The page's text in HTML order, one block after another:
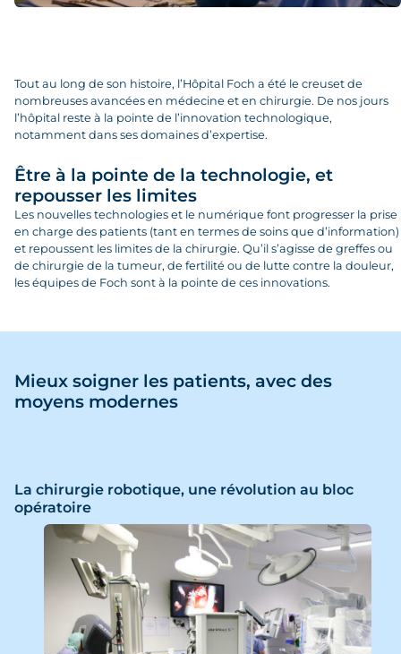
Tout au long de son histoire, l’Hôpital Foch a été le creuset de
nombreuses avancées en médecine et en chirurgie. De nos jours
l’hôpital reste à la pointe de l’innovation technologique,
notamment dans ses domaines d’expertise.
Être à la pointe de la technologie, et
repousser les limites
Les nouvelles technologies et le numérique font progresser la prise
en charge des patients (tant en termes de soins que d’information)
et repoussent les limites de la chirurgie. Qu’il s’agisse de greffes ou
de chirurgie de la tumeur, de fertilité ou de lutte contre la douleur,
les équipes de Foch sont à la pointe de ces innovations.
Mieux soigner les patients, avec des
moyens modernes
La chirurgie robotique, une révolution au bloc
opératoire